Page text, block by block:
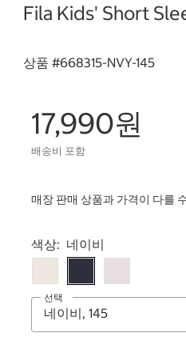
Fila Kids' Short
상품 #668315-NVY-145
17,990원
배송비 포함
매장 판매 상품과 가격이 다를
Select product
색상: 네이비
선택